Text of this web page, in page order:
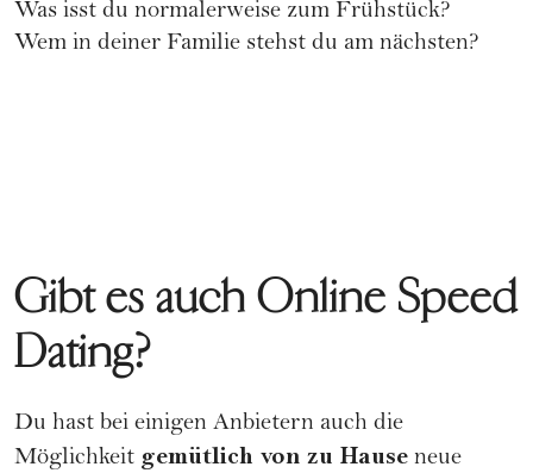
Was isst du normalerweise zum Frühstück?
Wem in deiner Familie stehst du am nächsten?
Gibt es auch Online Speed
Dating?
Du hast bei einigen Anbietern auch die
Möglichkeit gemütlich von zu Hause neue